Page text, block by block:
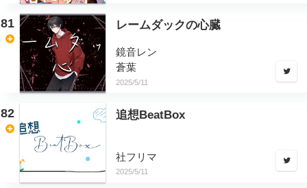
81 レームダックの心臓
鏡音レン
蒼葉
2025/5/11
82 追想BeatBox
社フリマ
2025/5/11